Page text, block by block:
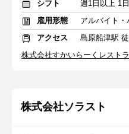
シフト
雇用形態
アルバイト・
アクセス
島原船津駅
株式会社すかいらーくレスト
株式会社ソラスト